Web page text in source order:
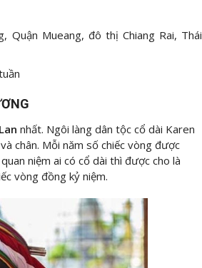
Quận Mueang, đô thị Chiang Rai, Thái
nhất. Ngôi làng dân tộc cổ dài Karen
chân. Mỗi năm số chiếc vòng được
niệm ai có cổ dài thì được cho là
vòng đồng kỷ niệm.